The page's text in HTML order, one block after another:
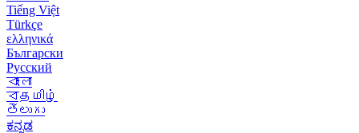
Tiếng Việt
Türkçe
ελληνικά
Български
Русский
বাংলা
বதமிழ்
తెలుగు
ಕನ್ನಡ